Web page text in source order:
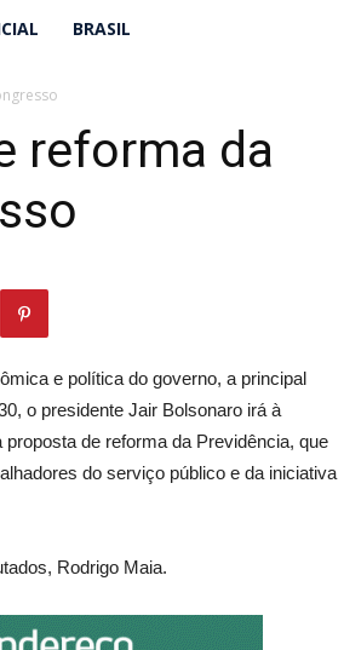
BRASIL
reforma da
e política do governo, a principal
o presidente Jair Bolsonaro irá à
de reforma da Previdência, que
do serviço público e da iniciativa
Rodrigo Maia.